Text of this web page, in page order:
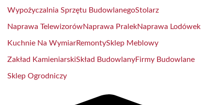
Wypożyczalnia Sprzętu BudowlanegoStolarz
Naprawa TelewizorówNaprawa PralekNaprawa Lodówek
Kuchnie Na WymiarRemontySklep Meblowy
Zakład KamieniarskiSkład BudowlanyFirmy Budowlane
Sklep Ogrodniczy